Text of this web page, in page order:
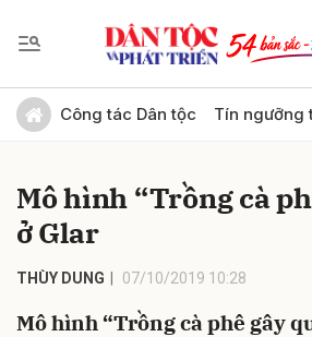
Công tác Dân tộc Tín ngưỡng
Mô hình “Trồng cà
ở Glar
THÙY DUNG 07/10/2019 10:28
Mô hình “Trồng cà phê gây
Gửi bình luận